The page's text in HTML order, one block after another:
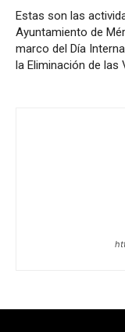
Estas son las
Ayuntamiento de
marco del Día
la Eliminación de las